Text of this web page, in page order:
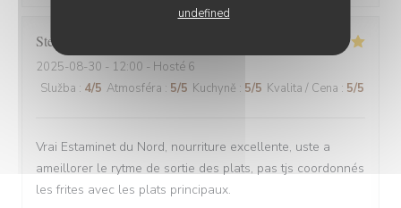
undefined
Stefano
2025-08-30 - 12:00 - Hosté 6
Služba : 4/5 Atmosféra : 5/5 Kuchyně : 5/5 Kvalita / Cena : 5/5
Vrai Estaminet du Nord, nourriture excellente, uste a
ameillorer le rytme de sortie des plats, pas tjs coordonnés
les frites avec les plats principaux.